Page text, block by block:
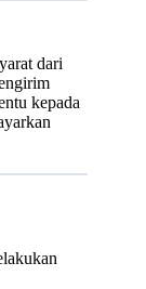
dari
kepada